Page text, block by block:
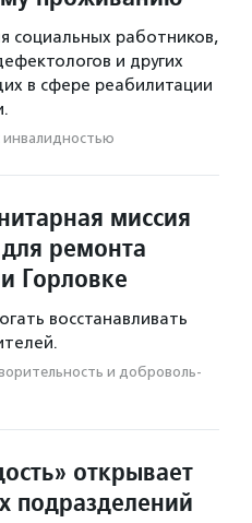
социальных работников,
и других
в сфере реабилитации
миссия
ремонта
Горловке
восстанавливать
и доброволь­
открывает
подразделений